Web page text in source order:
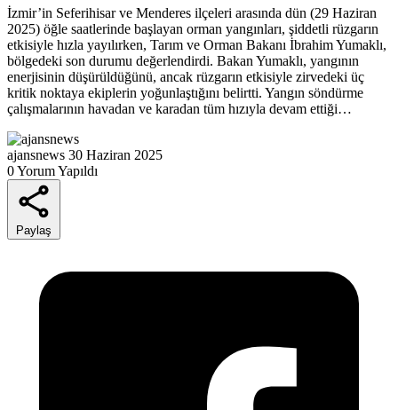
İzmir’in Seferihisar ve Menderes ilçeleri arasında dün (29 Haziran
2025) öğle saatlerinde başlayan orman yangınları, şiddetli rüzgarın
etkisiyle hızla yayılırken, Tarım ve Orman Bakanı İbrahim Yumaklı,
bölgedeki son durumu değerlendirdi. Bakan Yumaklı, yangının
enerjisinin düşürüldüğünü, ancak rüzgarın etkisiyle zirvedeki üç
kritik noktaya ekiplerin yoğunlaştığını belirtti. Yangın söndürme
çalışmalarının havadan ve karadan tüm hızıyla devam ettiği…
ajansnews 30 Haziran 2025
0 Yorum Yapıldı
Paylaş